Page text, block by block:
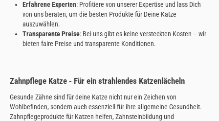
Erfahrene Experten: Profitiere von unserer Expertise und lass Dich
von uns beraten, um die besten Produkte für Deine Katze
auszuwählen.
Transparente Preise: Bei uns gibt es keine versteckten Kosten – wir
bieten faire Preise und transparente Konditionen.
Zahnpflege Katze - Für ein strahlendes Katzenlächeln
Gesunde Zähne sind für deine Katze nicht nur ein Zeichen von
Wohlbefinden, sondern auch essenziell für ihre allgemeine Gesundheit.
Zahnpflegeprodukte für Katzen helfen, Zahnsteinbildung und